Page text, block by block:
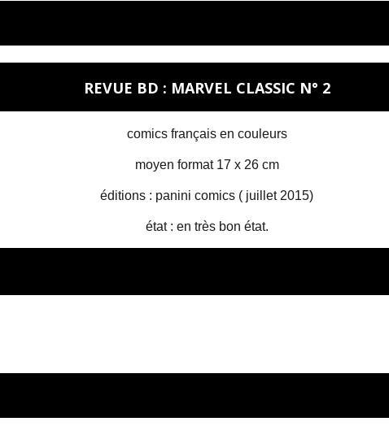
REVUE BD : MARVEL CLASSIC N° 2
comics français en couleurs
moyen format 17 x 26 cm
éditions : panini comics ( juillet 2015)
état : en très bon état.